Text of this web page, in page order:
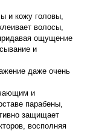
и кожу головы,
волосы,
ощущение
и
даже очень
и
парабены,
защищает
восполняя